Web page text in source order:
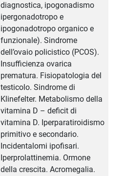
diagnostica, ipogonadismo
ipergonadotropo e
ipogonadotropo organico e
funzionale). Sindrome
dell’ovaio policistico (PCOS).
Insufficienza ovarica
prematura. Fisiopatologia del
testicolo. Sindrome di
Klinefelter. Metabolismo della
vitamina D – deficit di
vitamina D. Iperparatiroidismo
primitivo e secondario.
Incidentalomi ipofisari.
Iperprolattinemia. Ormone
della crescita. Acromegalia.